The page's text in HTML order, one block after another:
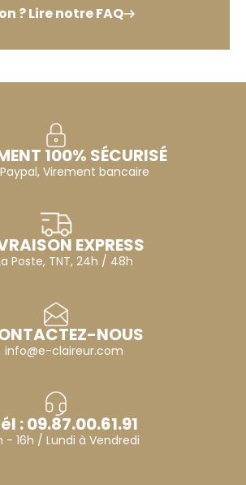
? Lire notre FAQ
100% SÉCURISÉ
Virement bancaire
EXPRESS
Poste, TNT, 24h / 48h
NOUS
info@e-claireur.com
: 09.87.00.61.91
- 16h / Lundi à Vendredi